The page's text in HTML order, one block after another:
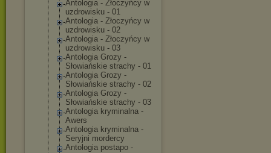
Antologia - Złoczyńcy w
uzdrowisku - 01
Antologia - Złoczyńcy w
uzdrowisku - 02
Antologia - Złoczyńcy w
uzdrowisku - 03
Antologia Grozy -
Słowiańskie strachy - 01
Antologia Grozy -
Słowiańskie strachy - 02
Antologia Grozy -
Słowiańskie strachy - 03
Antologia kryminalna -
Awers
Antologia kryminalna -
Seryjni mordercy
Antologia postapo -